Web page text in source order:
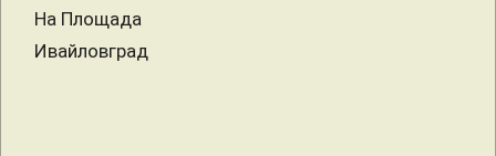
На Площада
Ивайловград